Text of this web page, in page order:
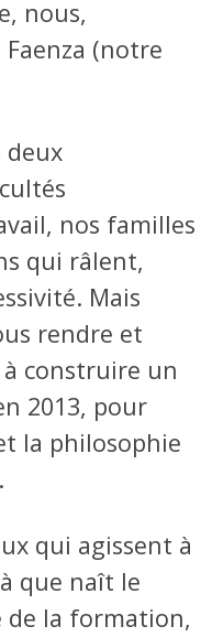
nous,
(notre
deux
nos familles
qui râlent,
Mais
rendre et
construire un
2013, pour
la philosophie
qui agissent à
que naît le
de la formation,